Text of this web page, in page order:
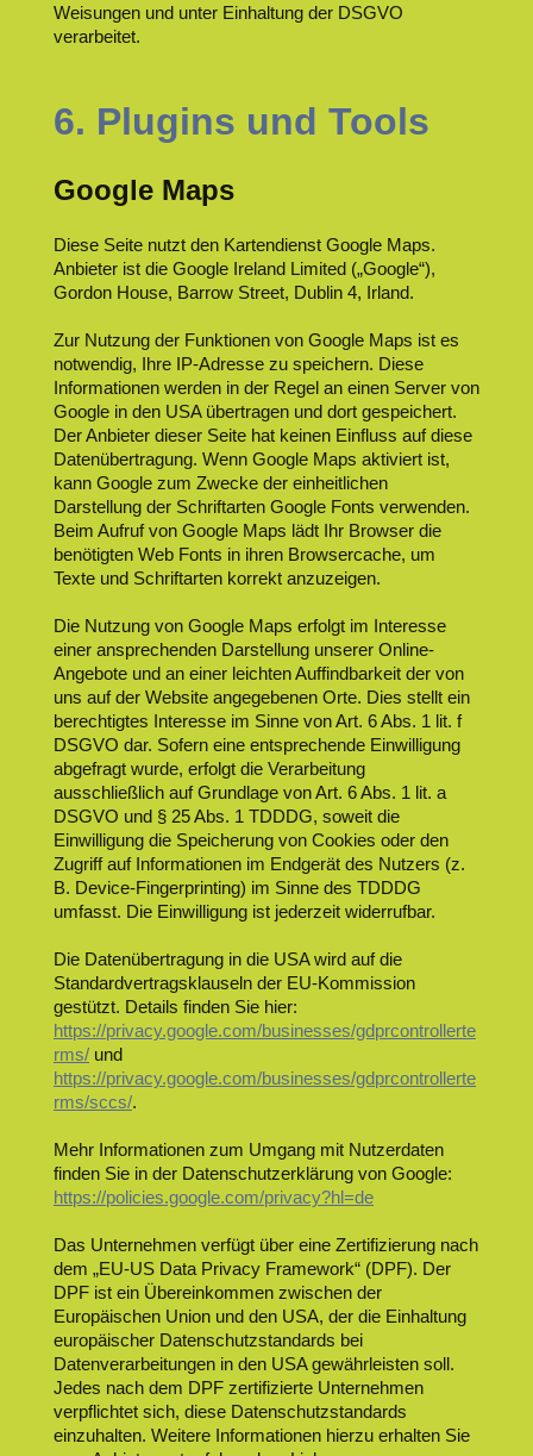
Weisungen und unter Einhaltung der DSGVO
verarbeitet.
6. Plugins und Tools
Google Maps
Diese Seite nutzt den Kartendienst Google Maps.
Anbieter ist die Google Ireland Limited („Google“),
Gordon House, Barrow Street, Dublin 4, Irland.
Zur Nutzung der Funktionen von Google Maps ist es
notwendig, Ihre IP-Adresse zu speichern. Diese
Informationen werden in der Regel an einen Server von
Google in den USA übertragen und dort gespeichert.
Der Anbieter dieser Seite hat keinen Einfluss auf diese
Datenübertragung. Wenn Google Maps aktiviert ist,
kann Google zum Zwecke der einheitlichen
Darstellung der Schriftarten Google Fonts verwenden.
Beim Aufruf von Google Maps lädt Ihr Browser die
benötigten Web Fonts in ihren Browsercache, um
Texte und Schriftarten korrekt anzuzeigen.
Die Nutzung von Google Maps erfolgt im Interesse
einer ansprechenden Darstellung unserer Online-
Angebote und an einer leichten Auffindbarkeit der von
uns auf der Website angegebenen Orte. Dies stellt ein
berechtigtes Interesse im Sinne von Art. 6 Abs. 1 lit. f
DSGVO dar. Sofern eine entsprechende Einwilligung
abgefragt wurde, erfolgt die Verarbeitung
ausschließlich auf Grundlage von Art. 6 Abs. 1 lit. a
DSGVO und § 25 Abs. 1 TDDDG, soweit die
Einwilligung die Speicherung von Cookies oder den
Zugriff auf Informationen im Endgerät des Nutzers (z.
B. Device-Fingerprinting) im Sinne des TDDDG
umfasst. Die Einwilligung ist jederzeit widerrufbar.
Die Datenübertragung in die USA wird auf die
Standardvertragsklauseln der EU-Kommission
gestützt. Details finden Sie hier:
https://privacy.google.com/businesses/gdprcontrollerte
rms/ und
https://privacy.google.com/businesses/gdprcontrollerte
rms/sccs/.
Mehr Informationen zum Umgang mit Nutzerdaten
finden Sie in der Datenschutzerklärung von Google:
https://policies.google.com/privacy?hl=de
Das Unternehmen verfügt über eine Zertifizierung nach
dem „EU-US Data Privacy Framework“ (DPF). Der
DPF ist ein Übereinkommen zwischen der
Europäischen Union und den USA, der die Einhaltung
europäischer Datenschutzstandards bei
Datenverarbeitungen in den USA gewährleisten soll.
Jedes nach dem DPF zertifizierte Unternehmen
verpflichtet sich, diese Datenschutzstandards
einzuhalten. Weitere Informationen hierzu erhalten Sie